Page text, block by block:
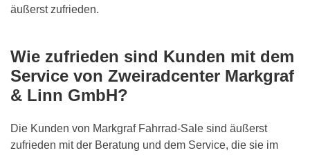
äußerst zufrieden.
Wie zufrieden sind Kunden mit dem
Service von Zweiradcenter Markgraf
& Linn GmbH?
Die Kunden von Markgraf Fahrrad-Sale sind äußerst
zufrieden mit der Beratung und dem Service, die sie im